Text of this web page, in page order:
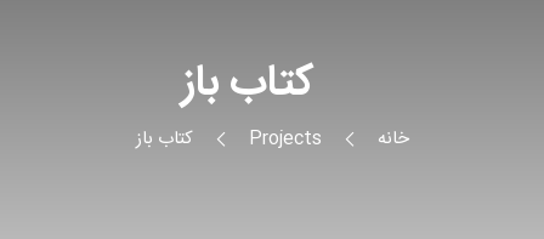
کتاب باز
خانه Projects کتاب باز